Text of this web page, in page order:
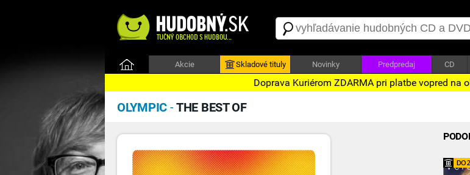
Akcie Skladové tituly Novinky Predpredaj CD
Doprava Kuriérom ZDARMA pri platbe vopred na
OLYMPIC-THE BEST OF